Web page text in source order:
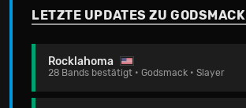
LETZTE UPDATES ZU GODSMACK
Rocklahoma
28 Bands bestätigt • Godsmack • Slayer